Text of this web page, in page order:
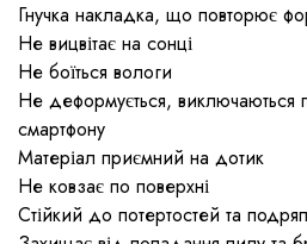
Гнучка накладка, що повторює
Не вицвітає на сонці
Не боїться вологи
Не деформується, виключаються
смартфону
Матеріал приємний на дотик
Не ковзає по поверхні
Стійкий до потертостей та